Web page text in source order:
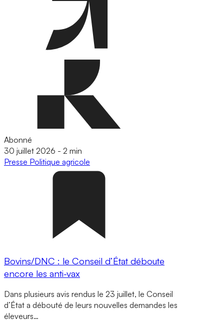
Abonné
30 juillet 2026 - 2 min
Presse Politique agricole
Bovins/DNC : le Conseil d’État déboute
encore les anti-vax
Dans plusieurs avis rendus le 23 juillet, le Conseil
d’État a débouté de leurs nouvelles demandes les
éleveurs…